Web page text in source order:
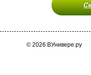
© 2026 ВУнивере.ру